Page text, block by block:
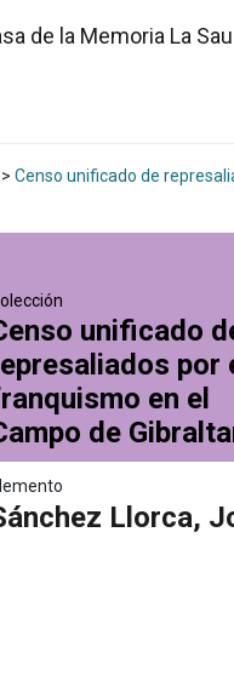
de la Memoria La
> Censo unificado de
unificado
por
en el
de
Llorca,